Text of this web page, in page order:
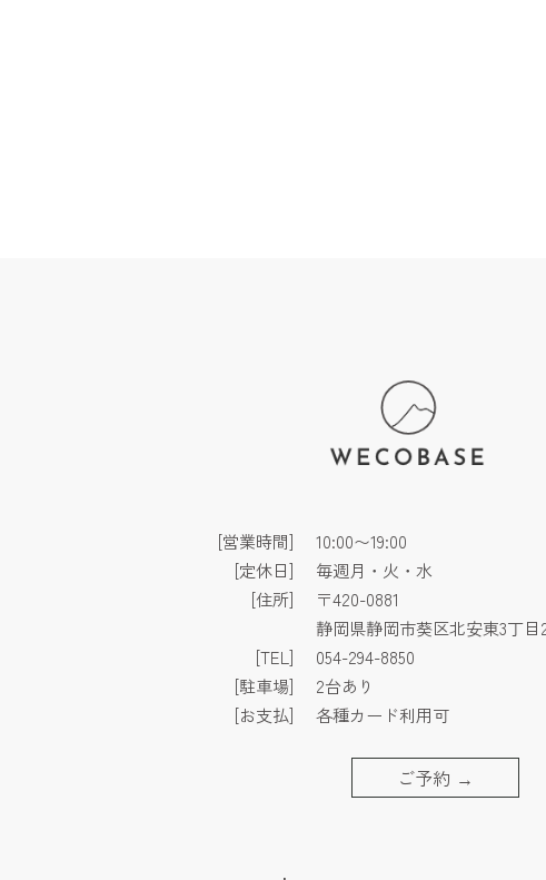
[営業時間]
10:00〜19:00
[定休日]
毎週月・火・水
[住所]
〒420-0881
静岡県静岡市葵区北安東3丁目
[TEL]
054-294-8850
[駐車場]
2台あり
[お支払]
各種カード利用可
ご予約 →